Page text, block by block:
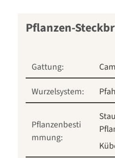
Pflanzen-
Gattung:
Wurzelsystem:
Pflanzenbesti
mmung: